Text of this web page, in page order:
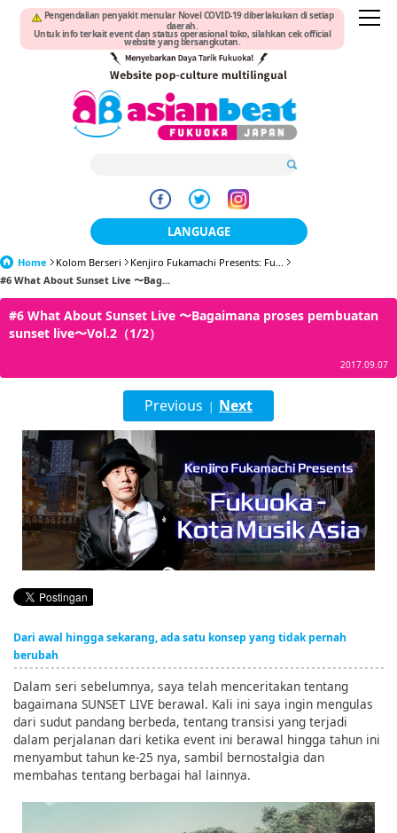
Pengendalian penyakit menular Novel COVID-19 diberlakukan di setiap
daerah.
Untuk info terkait event dan status operasional toko, silahkan cek official
website yang bersangkutan.
LANGUAGE
日本語
한국어
English
tiéng Viêt
Bahasa Indonesia
Home Kolom Berseri
Kenjiro Fukamachi Presents: Fu...
#6 What About Sunset Live 〜Bag...
#6 What About Sunset Live 〜Bagaimana proses pembuatan
sunset live〜Vol.2（1/2）
2017.09.07
Previous | Next
Dari awal hingga sekarang, ada satu konsep yang tidak pernah
berubah
Dalam seri sebelumnya, saya telah menceritakan tentang
bagaimana SUNSET LIVE berawal. Kali ini saya ingin mengulas
dari sudut pandang berbeda, tentang transisi yang terjadi
dalam perjalanan dari ketika event ini berawal hingga tahun ini
menyambut tahun ke-25 nya, sambil bernostalgia dan
membahas tentang berbagai hal lainnya.